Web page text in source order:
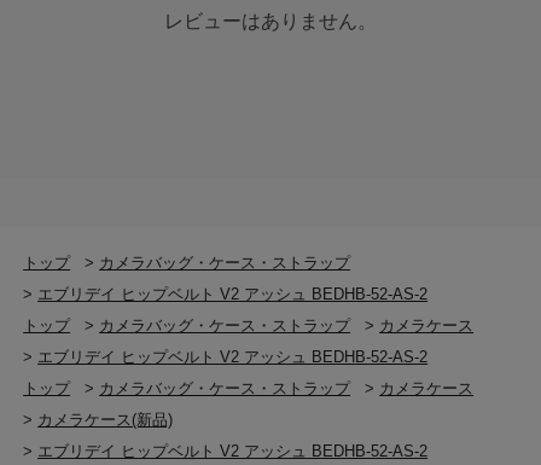
レビューはありません。
トップ > カメラバッグ・ケース・ストラップ
> エブリデイ ヒップベルト V2 アッシュ BEDHB-52-AS-2
トップ
> カメラバッグ・ケース・ストラップ > カメラケース
> エブリデイ ヒップベルト V2 アッシュ BEDHB-52-AS-2
トップ
> カメラバッグ・ケース・ストラップ > カメラケース
> カメラケース(新品)
> エブリデイ ヒップベルト V2 アッシュ BEDHB-52-AS-2